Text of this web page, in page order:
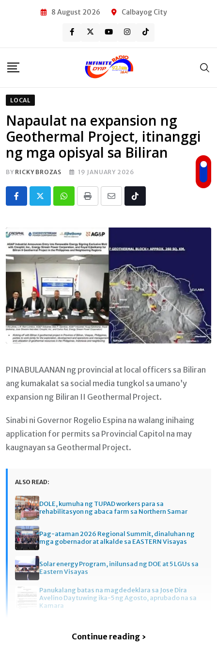
8 August 2026 Calbayog City
LOCAL
Napaulat na expansion ng
Geothermal Project, itinanggi
ng mga opisyal sa Biliran
BY RICKY BROZAS 19 JANUARY 2026
Whatsapp
Print
Share
Email
Tiktok
PINABULAANAN ng provincial at local officers sa Biliran
ang kumakalat sa social media tungkol sa umano’y
expansion ng Biliran II Geothermal Project.
Sinabi ni Governor Rogelio Espina na walang inihaing
application for permits sa Provincial Capitol na may
kaugnayan sa Geothermal Project.
ALSO READ:
DOLE, kumuha ng TUPAD workers para sa
rehabilitasyon ng abaca farm sa Northern Samar
Pag-ataman 2026 Regional Summit, dinaluhan ng
mga gobernador at alkalde sa EASTERN Visayas
Solar energy Program, inilunsad ng DOE at 5 LGUs sa
Eastern Visayas
Panukalang batas na magdedeklara sa Jose Dira
Avelino Day tuwing ika-5 ng Agosto, aprubado na sa
Kamara
Continue reading ›